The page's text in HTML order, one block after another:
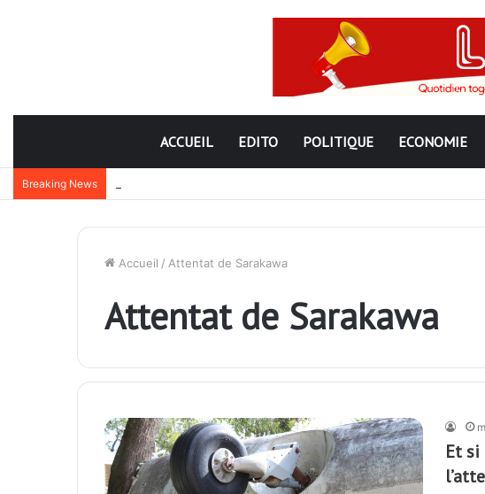
ACCUEIL EDITO POLITIQUE ECONOMIE
Breaking News
Accueil / Attentat de Sarakawa
Attentat de Sarakawa
Et